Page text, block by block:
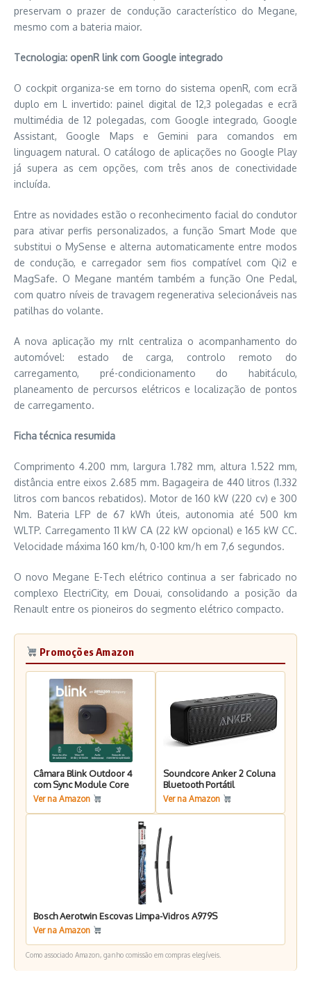
preservam o prazer de condução característico do Megane,
mesmo com a bateria maior.
Tecnologia: openR link com Google integrado
O cockpit organiza-se em torno do sistema openR, com ecrã
duplo em L invertido: painel digital de 12,3 polegadas e ecrã
multimédia de 12 polegadas, com Google integrado, Google
Assistant, Google Maps e Gemini para comandos em
linguagem natural. O catálogo de aplicações no Google Play
já supera as cem opções, com três anos de conectividade
incluída.
Entre as novidades estão o reconhecimento facial do condutor
para ativar perfis personalizados, a função Smart Mode que
substitui o MySense e alterna automaticamente entre modos
de condução, e carregador sem fios compatível com Qi2 e
MagSafe. O Megane mantém também a função One Pedal,
com quatro níveis de travagem regenerativa selecionáveis nas
patilhas do volante.
A nova aplicação my rnlt centraliza o acompanhamento do
automóvel: estado de carga, controlo remoto do
carregamento, pré-condicionamento do habitáculo,
planeamento de percursos elétricos e localização de pontos
de carregamento.
Ficha técnica resumida
Comprimento 4.200 mm, largura 1.782 mm, altura 1.522 mm,
distância entre eixos 2.685 mm. Bagageira de 440 litros (1.332
litros com bancos rebatidos). Motor de 160 kW (220 cv) e 300
Nm. Bateria LFP de 67 kWh úteis, autonomia até 500 km
WLTP. Carregamento 11 kW CA (22 kW opcional) e 165 kW CC.
Velocidade máxima 160 km/h, 0-100 km/h em 7,6 segundos.
O novo Megane E-Tech elétrico continua a ser fabricado no
complexo ElectriCity, em Douai, consolidando a posição da
Renault entre os pioneiros do segmento elétrico compacto.
Promoções Amazon
Câmara Blink Outdoor 4
com Sync Module Core
Ver na Amazon
Soundcore Anker 2 Coluna
Bluetooth Portátil
Ver na Amazon
Bosch Aerotwin Escovas Limpa-Vidros A979S
Ver na Amazon
Como associado Amazon, ganho comissão em compras elegíveis.